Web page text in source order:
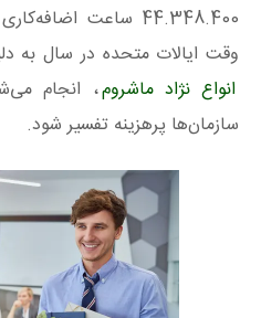
44.348.400 ساعت
وقت ایالات متحده در سال به
انواع نژاد ماشروم، انجام
سازمان‌ها پرهزینه تفسیر شود.